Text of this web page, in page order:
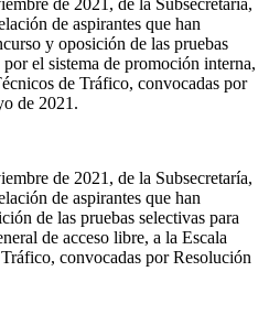
de 2021, de la Subsecretaría,
de aspirantes que han
y oposición de las pruebas
por el sistema de promoción interna,
de Tráfico, convocadas por
de 2021.
de 2021, de la Subsecretaría,
de aspirantes que han
de las pruebas selectivas para
de acceso libre, a la Escala
convocadas por Resolución